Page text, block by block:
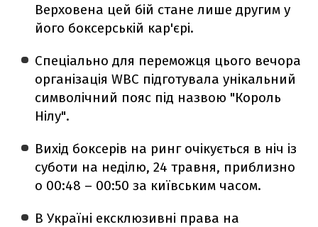
Верховена цей бій стане лише другим у
його боксерській кар'єрі.
Спеціально для переможця цього вечора
організація WBC підготувала унікальний
символічний пояс під назвою "Король
Нілу".
Вихід боксерів на ринг очікується в ніч із
суботи на неділю, 24 травня, приблизно
о 00:48 – 00:50 за київським часом.
В Україні ексклюзивні права на